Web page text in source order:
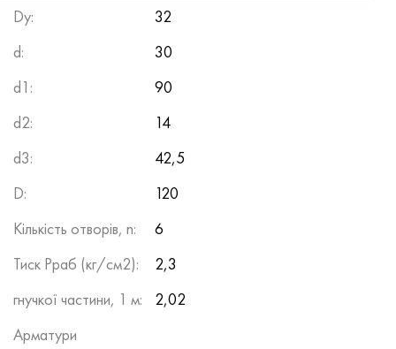
Dy:
32
d:
30
d1:
90
d2:
14
d3:
42,5
D:
120
Кількість отворів, n:
6
Тиск Рраб (кг/см2):
2,3
гнучкої частини, 1 м:
2,02
Арматури